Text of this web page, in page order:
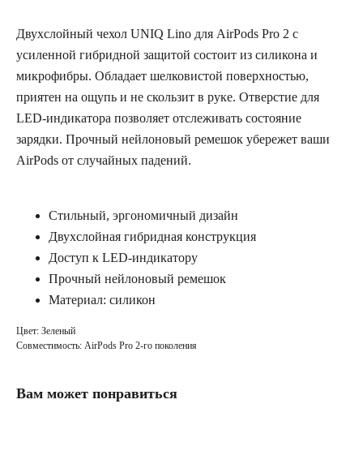
Двухслойный чехол UNIQ Lino для AirPods Pro 2 c
усиленной гибридной защитой состоит из силикона и
микрофибры. Обладает шелковистой поверхностью,
приятен на ощупь и не скользит в руке. Отверстие для
LED-индикатора позволяет отслеживать состояние
зарядки. Прочный нейлоновый ремешок убережет ваши
AirPods от случайных падений.
Стильный, эргономичный дизайн
Двухслойная гибридная конструкция
Доступ к LED-индикатору
Прочный нейлоновый ремешок
Материал: силикон
Цвет: Зеленый
Совместимость: AirPods Pro 2-го поколения
Вам может понравиться